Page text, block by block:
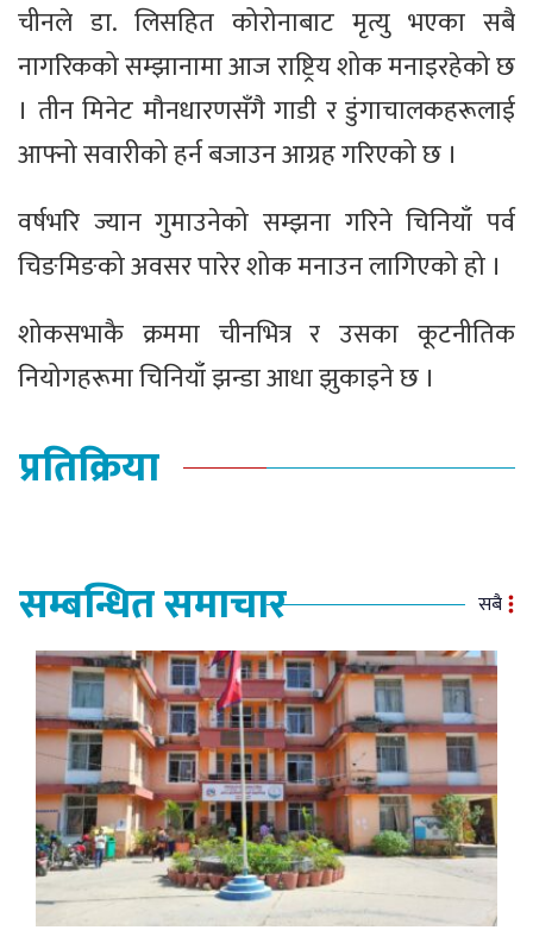
चीनले डा. लिसहित कोरोनाबाट मृत्यु भएका सबै
नागरिकको सम्झानामा आज राष्ट्रिय शोक मनाइरहेको छ
। तीन मिनेट मौनधारणसँगै गाडी र डुंगाचालकहरूलाई
आफ्नो सवारीको हर्न बजाउन आग्रह गरिएको छ ।
वर्षभरि ज्यान गुमाउनेको सम्झना गरिने चिनियाँ पर्व
चिङमिङको अवसर पारेर शोक मनाउन लागिएको हो ।
शोकसभाकै क्रममा चीनभित्र र उसका कूटनीतिक
नियोगहरूमा चिनियाँ झन्डा आधा झुकाइने छ ।
प्रतिक्रिया
सम्बन्धित समाचार सबै